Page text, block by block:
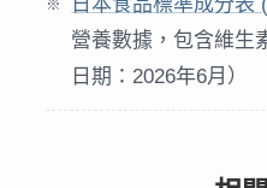
營養數據，包含維生
日期：2026年6月）